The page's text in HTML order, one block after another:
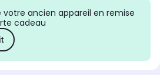
ancien appareil en remise
cadeau